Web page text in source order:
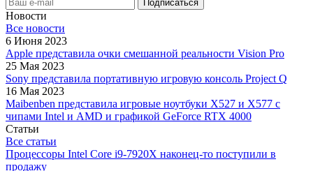
Новости
Все новости
6 Июня 2023
Apple представила очки смешанной реальности Vision Pro
25 Мая 2023
Sony представила портативную игровую консоль Project Q
16 Мая 2023
Maibenben представила игровые ноутбуки X527 и X577 с
чипами Intel и AMD и графикой GeForce RTX 4000
Статьи
Все статьи
Процессоры Intel Core i9-7920X наконец-то поступили в
продажу